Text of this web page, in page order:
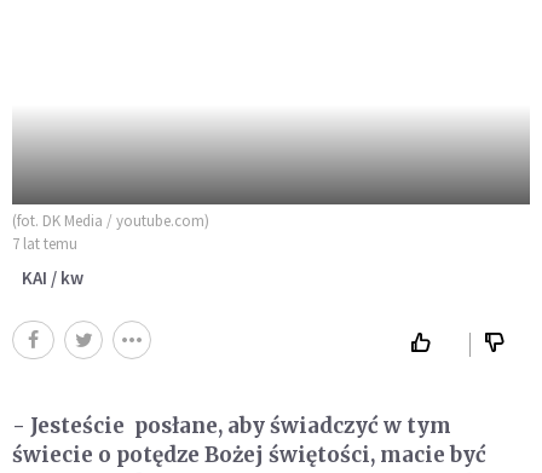
(fot. DK Media / youtube.com)
7 lat temu
KAI / kw
- Jesteście posłane, aby świadczyć w tym
świecie o potędze Bożej świętości, macie być